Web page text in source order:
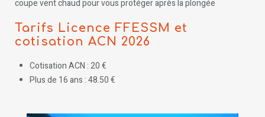
coupe vent chaud pour vous protéger après la plongée
Tarifs Licence FFESSM et
cotisation ACN 2026
Cotisation ACN : 20 €
Plus de 16 ans : 48.50 €